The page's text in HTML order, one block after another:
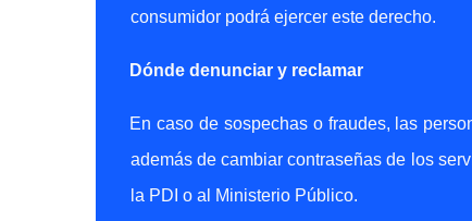
consumidor podrá ejercer este derecho.
Dónde denunciar y reclamar
En caso de sospechas o fraudes, las
además de cambiar contraseñas de los
la PDI o al Ministerio Público.